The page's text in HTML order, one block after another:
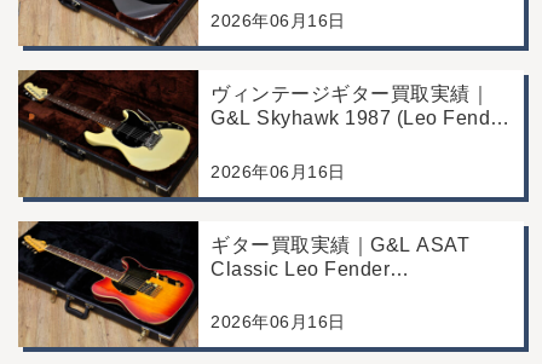
区/店頭買取/コンディション良好
2026年06月16日
ヴィンテージギター買取実績｜
G&L Skyhawk 1987 (Leo Fender
川区/店頭買取/コンディション良
2026年06月16日
ギター買取実績｜G&L ASAT
Classic Leo Fender
江戸川区/店頭買取/コンディショ
2026年06月16日